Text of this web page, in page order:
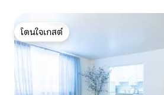
โดนใจเกสต์
โดนใจเกสต์